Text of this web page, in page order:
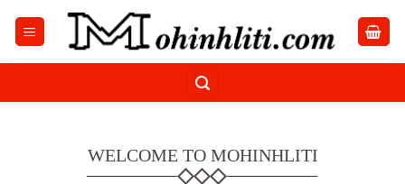
WELCOME TO MOHINHLITI